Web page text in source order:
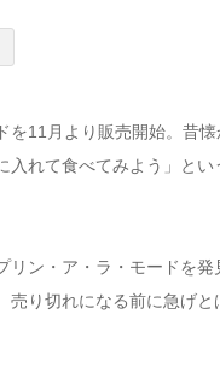
11月より販売開始。昔
れて食べてみよう」と
リン・ア・ラ・モードを
り切れになる前に急げ